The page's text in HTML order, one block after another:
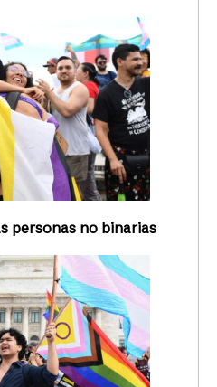
personas no binarias